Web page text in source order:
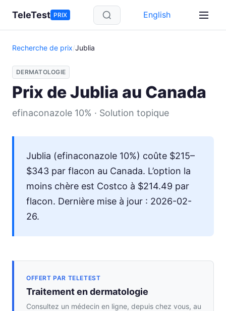
Aller au contenu principal
TeleTest PRIX English
Recherche de prix/Jublia
DERMATOLOGIE
Prix de Jublia au Canada
efinaconazole 10% · Solution topique
Jublia (efinaconazole 10%) coûte $215–
$343 par flacon au Canada. L’option la
moins chère est Costco à $214.49 par
flacon. Dernière mise à jour : 2026-02-
26.
OFFERT PAR TELETEST
Traitement en dermatologie
Consultez un médecin en ligne, depuis chez vous, au